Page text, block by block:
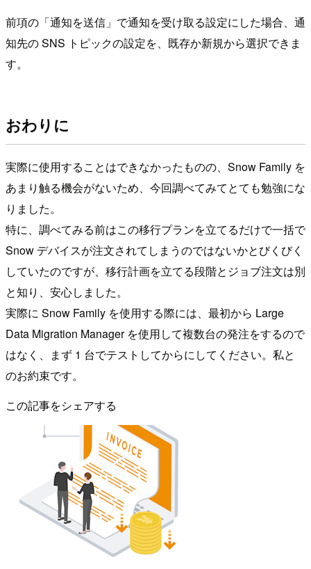
前項の「通知を送信」で通知を受け取る設定にした場合、通
知先の SNS トピックの設定を、既存か新規から選択できま
す。
おわりに
実際に使用することはできなかったものの、Snow Family を
あまり触る機会がないため、今回調べてみてとても勉強にな
りました。
特に、調べてみる前はこの移行プランを立てるだけで一括で
Snow デバイスが注文されてしまうのではないかとびくびく
していたのですが、移行計画を立てる段階とジョブ注文は別
と知り、安心しました。
実際に Snow Family を使用する際には、最初から Large
Data Migration Manager を使用して複数台の発注をするので
はなく、まず 1 台でテストしてからにしてください。私と
のお約束です。
この記事をシェアする